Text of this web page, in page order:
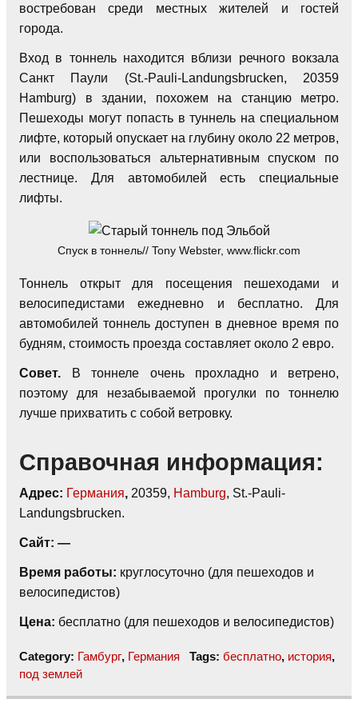
востребован среди местных жителей и гостей
города.
Вход в тоннель находится вблизи речного вокзала
Санкт Паули (St.-Pauli-Landungsbrucken, 20359
Hamburg) в здании, похожем на станцию метро.
Пешеходы могут попасть в туннель на специальном
лифте, который опускает на глубину около 22 метров,
или воспользоваться альтернативным спуском по
лестнице. Для автомобилей есть специальные
лифты.
Спуск в тоннель// Tony Webster, www.flickr.com
Тоннель открыт для посещения пешеходами и
велосипедистами ежедневно и бесплатно. Для
автомобилей тоннель доступен в дневное время по
будням, стоимость проезда составляет около 2 евро.
Совет. В тоннеле очень прохладно и ветрено,
поэтому для незабываемой прогулки по тоннелю
лучше прихватить с собой ветровку.
Справочная информация:
Адрес: Германия, 20359, Hamburg, St.-Pauli-
Landungsbrucken.
Сайт: —
Время работы: круглосуточно (для пешеходов и
велосипедистов)
Цена: бесплатно (для пешеходов и велосипедистов)
Category: Гамбург, Германия Tags: бесплатно, история,
под землей